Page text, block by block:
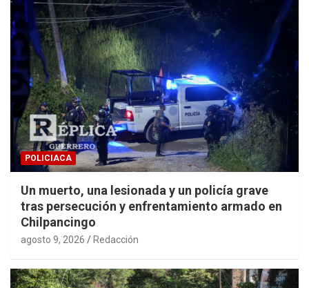
POLICIACA
Un muerto, una lesionada y un policía grave
tras persecución y enfrentamiento armado en
Chilpancingo
agosto 9, 2026 Redacción